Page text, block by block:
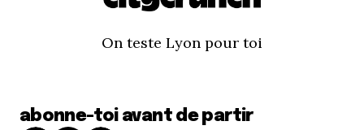
On teste Lyon pour toi
abonne-toi avant de partir